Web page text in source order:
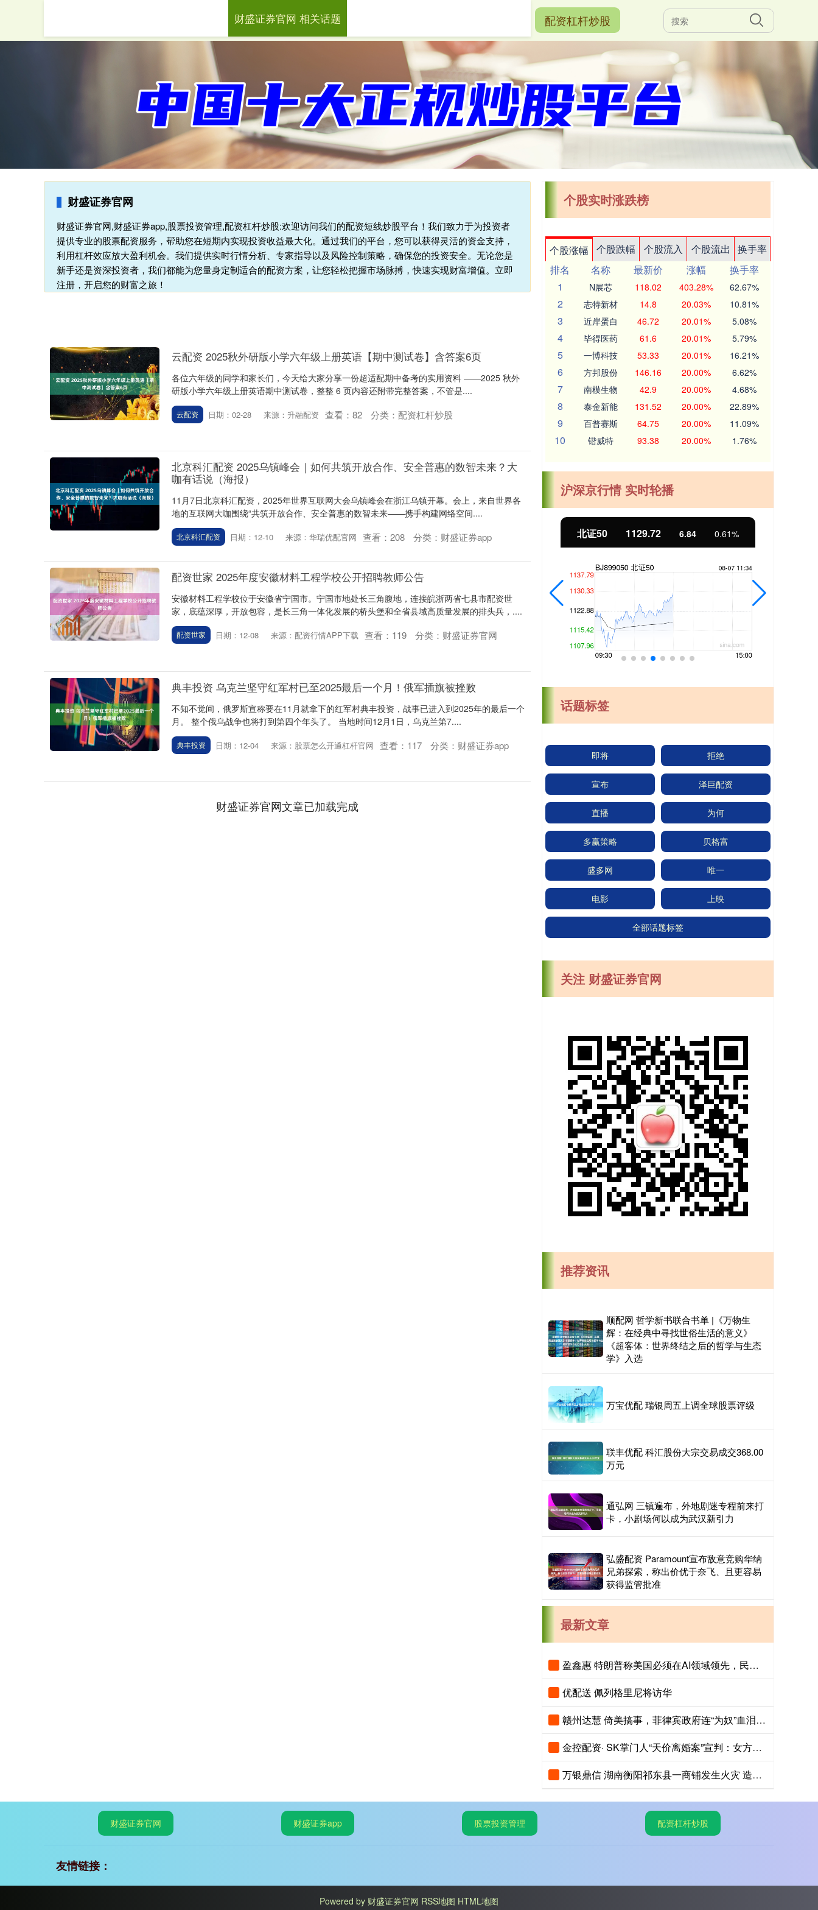
财盛证券官网 配资杠杆炒股
财盛证券官网
财盛证券官网,财盛证券app,股票投资管理,配资杠杆炒股:欢迎访问我们的配资短线炒股平台！我们致力于为投资者
提供专业的股票配资服务，帮助您在短期内实现投资收益最大化。通过我们的平台，您可以获得灵活的资金支持，
利用杠杆效应放大盈利机会。我们提供实时行情分析、专家指导以及风险控制策略，确保您的投资安全。无论您是
新手还是资深投资者，我们都能为您量身定制适合的配资方案，让您轻松把握市场脉搏，快速实现财富增值。立即
注册，开启您的财富之旅！
财盛证券官网 相关话题
云配资 2025秋外研版小学六年级上册英语【期中测试卷】含答案6页
各位六年级的同学和家长们，今天给大家分享一份超适配期中备考的实用资料 ——2025 秋外
研版小学六年级上册英语期中测试卷，整整 6 页内容还附带完整答案，不管是....
云配资 日期：02-28 来源：升融配资 查看： 82 分类： 配资杠杆炒股
北京科汇配资 2025乌镇峰会｜如何共筑开放合作、安全普惠的数智未来？大
咖有话说（海报）
11月7日北京科汇配资，2025年世界互联网大会乌镇峰会在浙江乌镇开幕。会上，来自世界各
地的互联网大咖围绕“共筑开放合作、安全普惠的数智未来——携手构建网络空间....
北京科汇配资 日期：12-10 来源：华瑞优配官网 查看： 208 分类： 财盛证券app
配资世家 2025年度安徽材料工程学校公开招聘教师公告
安徽材料工程学校位于安徽省宁国市。宁国市地处长三角腹地，连接皖浙两省七县市配资世
家，底蕴深厚，开放包容，是长三角一体化发展的桥头堡和全省县域高质量发展的排头兵，....
配资世家 日期：12-08 来源：配资行情APP下载 查看： 119 分类： 财盛证券官网
典丰投资 乌克兰坚守红军村已至2025最后一个月！俄军插旗被挫败
不知不觉间，俄罗斯宣称要在11月就拿下的红军村典丰投资，战事已进入到2025年的最后一个
月。 整个俄乌战争也将打到第四个年头了。 当地时间12月1日，乌克兰第7....
典丰投资 日期：12-04 来源：股票怎么开通杠杆官网 查看： 117 分类： 财盛证券app
财盛证券官网文章已加载完成
个股实时涨跌榜
个股涨幅 个股跌幅 个股流入 个股流出
换手率
排名
名称 最新价 涨幅
换手率
1
N展芯 118.02 403.28% 62.67%
2 志特新材 14.8 20.03% 10.81%
3 近岸蛋白 46.72 20.01% 5.08%
4 毕得医药 61.6 20.01% 5.79%
5 一博科技 53.33 20.01% 16.21%
6 方邦股份 146.16 20.00% 6.62%
7 南模生物 42.9 20.00% 4.68%
8 泰金新能 131.52 20.00% 22.89%
9 百普赛斯 64.75 20.00% 11.09%
10 锴威特 93.38 20.00% 1.76%
沪深京行情 实时轮播
0.49% 深证成指 14295.08 184.96 1.31% 沪深300 4689.96 38.65 0.83% 北证50 1129.72 6.84 0.61%
话题标签
即将 拒绝
宣布 泽巨配资
直播 为何
多赢策略 贝格富
盛多网 唯一
电影 上映
全部话题标签
关注 财盛证券官网
推荐资讯
顺配网 哲学新书联合书单 |《万物生
辉：在经典中寻找世俗生活的意义》
《超客体：世界终结之后的哲学与生态
学》入选
万宝优配 瑞银周五上调全球股票评级
联丰优配 科汇股份大宗交易成交368.00
万元
通弘网 三镇遍布，外地剧迷专程前来打
卡，小剧场何以成为武汉新引力
弘盛配资 Paramount宣布敌意竞购华纳
兄弟探索，称出价优于奈飞、且更容易
获得监管批准
最新文章
盈鑫惠 特朗普称美国必须在AI领域领先，民调显示美国人认为中国AI更先进
优配送 佩列格里尼将访华
赣州达慧 倚美搞事，菲律宾政府连“为奴”血泪史都忘了
金控配资· SK掌门人“天价离婚案”宣判：女方将获得9440亿韩元财产！
万银鼎信 湖南衡阳祁东县一商铺发生火灾 造成5人死亡
财盛证券官网 财盛证券app 股票投资管理 配资杠杆炒股
友情链接：
Powered by 财盛证券官网 RSS地图 HTML地图